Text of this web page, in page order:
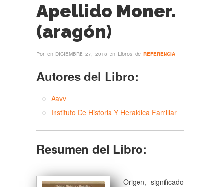
Apellido Moner.
(aragón)
Por en DICIEMBRE 27, 2018 en Libros de REFERENCIA
Autores del Libro:
Aavv
Instituto De Historia Y Heraldica Familiar
Resumen del Libro:
Origen, significado